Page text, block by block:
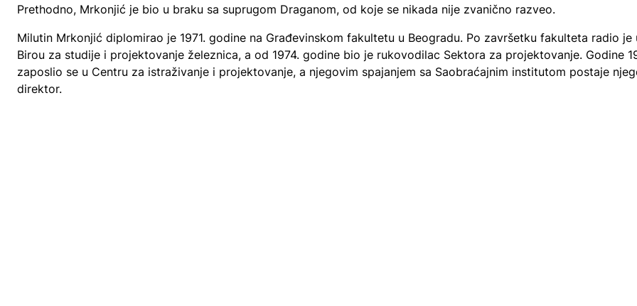
Prethodno, Mrkonjić je bio u braku sa suprugom Draganom, od koje se nikada nije zvanično razveo.
Milutin Mrkonjić diplomirao je 1971. godine na Građevinskom fakultetu u Beogradu. Po završetku fakulteta radio je
Birou za studije i projektovanje železnica, a od 1974. godine bio je rukovodilac Sektora za projektovanje. Godine
zaposlio se u Centru za istraživanje i projektovanje, a njegovim spajanjem sa Saobraćajnim institutom postaje
direktor.